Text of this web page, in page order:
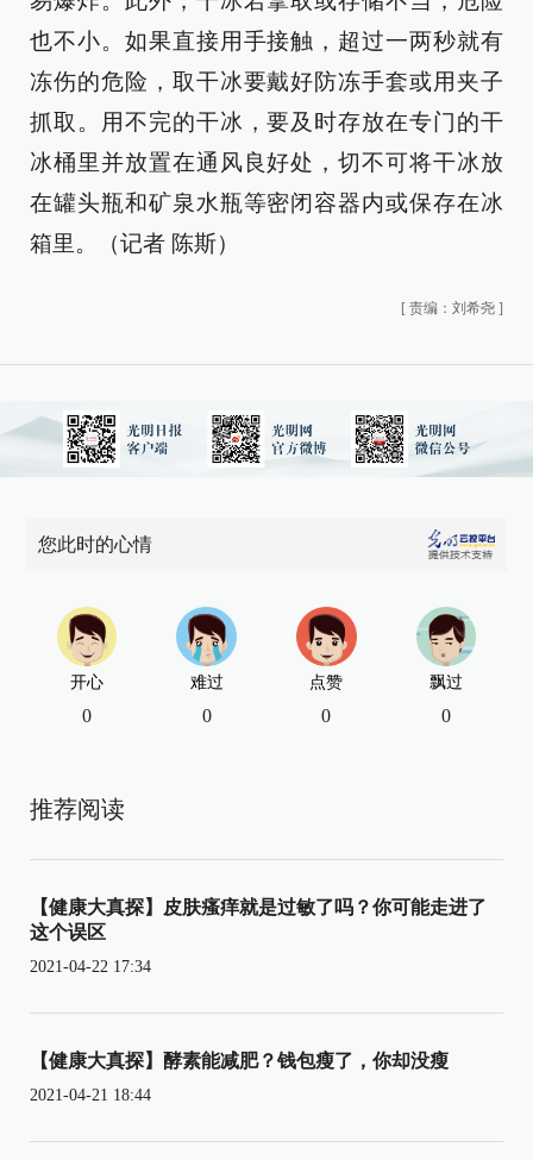
也不小。如果直接用手接触，超过一两秒就有
冻伤的危险，取干冰要戴好防冻手套或用夹子
抓取。用不完的干冰，要及时存放在专门的干
冰桶里并放置在通风良好处，切不可将干冰放
在罐头瓶和矿泉水瓶等密闭容器内或保存在冰
箱里。（记者 陈斯）
[ 责编：刘希尧 ]
您此时的心情
开心
0
难过
0
点赞
0
飘过
0
推荐阅读
【健康大真探】皮肤瘙痒就是过敏了吗？你可能走进了
这个误区
2021-04-22 17:34
【健康大真探】酵素能减肥？钱包瘦了，你却没瘦
2021-04-21 18:44